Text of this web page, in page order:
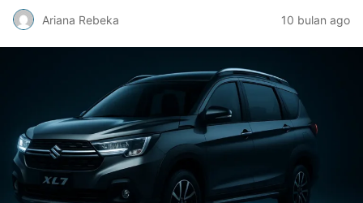
Ariana Rebeka 10 bulan ago